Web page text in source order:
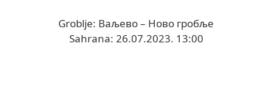
Groblje: Ваљево – Ново гробље
Sahrana: 26.07.2023. 13:00